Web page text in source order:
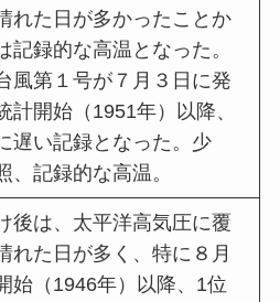
れた⽇が多かったことか
記録的な⾼温となった。
風第１号が７⽉３⽇に発
計開始（1951年）以降、
遅い記録となった。少
、記録的な⾼温。
後は、太平洋⾼気圧に覆
れた⽇が多く、特に８⽉
始（1946年）以降、1位